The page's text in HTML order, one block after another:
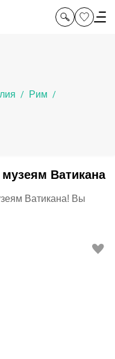
/ Рим /
Ватикана
Ватикана! Вы